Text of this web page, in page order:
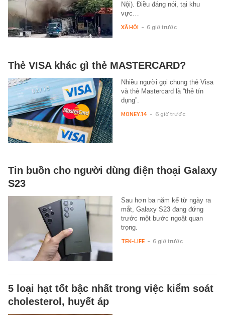
Nội). Điều đáng nói, tại khu
vực…
XÃ HỘI - 6 giờ trước
Thẻ VISA khác gì thẻ MASTERCARD?
Nhiều người gọi chung thẻ Visa
và thẻ Mastercard là “thẻ tín
dụng”.
MONEY.14 - 6 giờ trước
Tin buồn cho người dùng điện thoại Galaxy
S23
Sau hơn ba năm kể từ ngày ra
mắt, Galaxy S23 đang đứng
trước một bước ngoặt quan
trọng.
TEK-LIFE - 6 giờ trước
5 loại hạt tốt bậc nhất trong việc kiểm soát
cholesterol, huyết áp